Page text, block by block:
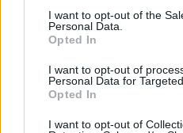
I want to opt-out of the
Personal Data.
Opted In
I want to opt-out of
Personal Data for
Opted In
I want to opt-out of
Πάτρα: Θρήνος για μωράκι